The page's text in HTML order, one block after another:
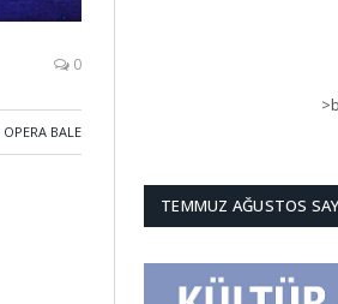
0
OPERA BALE
TEMMUZ AĞUSTOS